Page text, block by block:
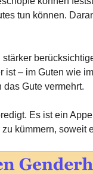
tun können.
ist – im Guten wie
Gute vermehrt.
Es ist ein
kümmern, soweit